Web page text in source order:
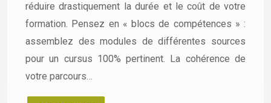
réduire drastiquement la durée et le coût de votre
formation. Pensez en « blocs de compétences » :
assemblez des modules de différentes sources
pour un cursus 100% pertinent. La cohérence de
votre parcours…